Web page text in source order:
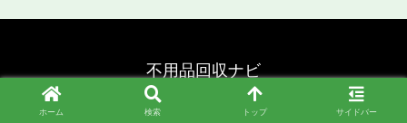
不用品回収ナビ
© 2024 不用品回収ナビ.
ホーム 検索 トップ サイドバー